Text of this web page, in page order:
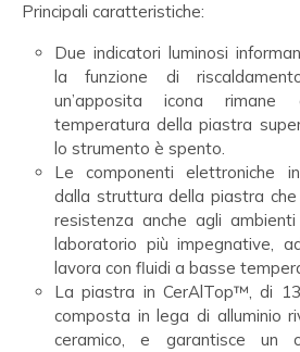
Principali caratteristiche:
Due indicatori luminosi
la funzione di
un’apposita icona
temperatura della piastra
lo strumento è spento.
Le componenti elettroniche
dalla struttura della piastra che
resistenza anche agli
laboratorio più impegnative,
lavora con fluidi a basse
La piastra in CerAlTop™, di
composta in lega di alluminio
ceramico, e garantisce un